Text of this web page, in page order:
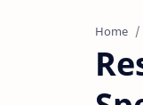
Home